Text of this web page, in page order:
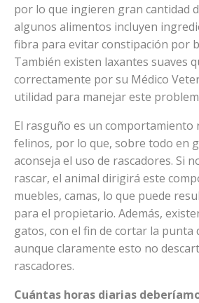
por lo que ingieren gran cantidad
algunos alimentos incluyen
fibra para evitar constipación por
También existen laxantes suaves
correctamente por su Médico
utilidad para manejar este
El rasguño es un comportamiento
felinos, por lo que, sobre todo en
aconseja el uso de rascadores. Si
rascar, el animal dirigirá este
muebles, camas, lo que puede
para el propietario. Además,
gatos, con el fin de cortar la punta
aunque claramente esto no
rascadores.
Cuántas horas diarias